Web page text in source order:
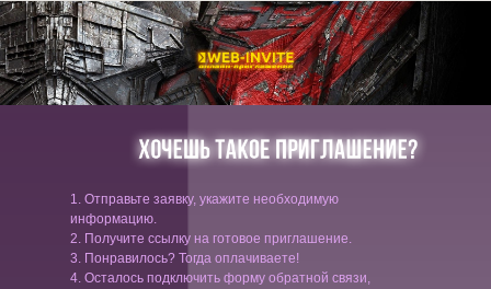
1. Отправьте заявку, укажите необходимую
информацию.
2. Получите ссылку на готовое приглашение.
3. Понравилось? Тогда оплачиваете!
4. Осталось подключить форму обратной связи,